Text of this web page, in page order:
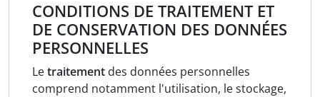
CONDITIONS DE TRAITEMENT ET
DE CONSERVATION DES DONNÉES
PERSONNELLES
Letraitement des données personnelles
comprend notamment l'utilisation, le stockage,